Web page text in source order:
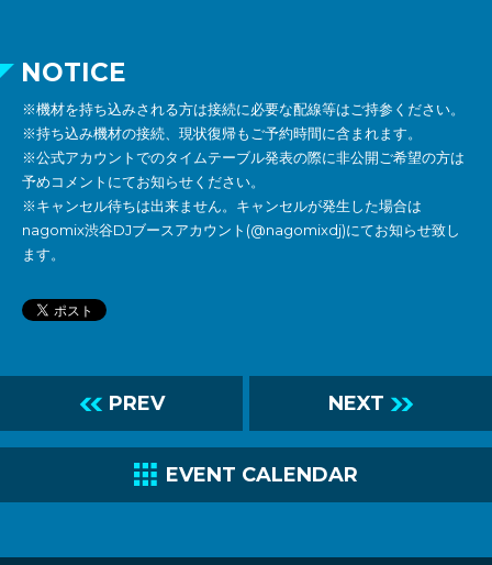
NOTICE
※機材を持ち込みされる方は接続に必要な配線等はご持参ください。
※持ち込み機材の接続、現状復帰もご予約時間に含まれます。
※公式アカウントでのタイムテーブル発表の際に非公開ご希望の方は
予めコメントにてお知らせください。
※キャンセル待ちは出来ません。キャンセルが発生した場合は
nagomix渋谷DJブースアカウント(@nagomixdj)にてお知らせ致し
ます。
L PREV NEXT R
C EVENT CALENDAR